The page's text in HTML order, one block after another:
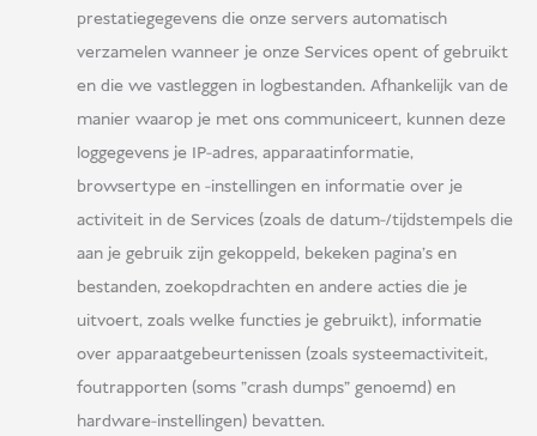
prestatiegegevens die onze servers automatisch
verzamelen wanneer je onze Services opent of gebruikt
en die we vastleggen in logbestanden. Afhankelijk van de
manier waarop je met ons communiceert, kunnen deze
loggegevens je IP-adres, apparaatinformatie,
browsertype en -instellingen en informatie over je
activiteit in de Services (zoals de datum-/tijdstempels die
aan je gebruik zijn gekoppeld, bekeken pagina's en
bestanden, zoekopdrachten en andere acties die je
uitvoert, zoals welke functies je gebruikt), informatie
over apparaatgebeurtenissen (zoals systeemactiviteit,
foutrapporten (soms "crash dumps" genoemd) en
hardware-instellingen) bevatten.